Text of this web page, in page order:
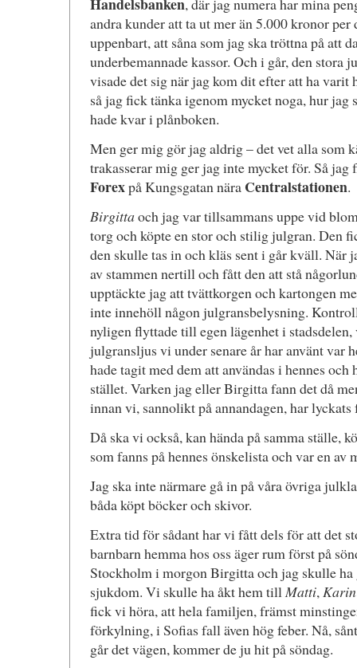
, där jag numera har mina
andra kunder att ta ut mer än 5.000 kronor per
uppenbart, att såna som jag ska tröttna på att
underbemannade kassor. Och i går, den stora
visade det sig när jag kom dit efter att ha varit
så jag fick tänka igenom mycket noga, hur jag
hade kvar i plånboken.
Men ger mig gör jag aldrig – det vet alla som
trakasserar mig ger jag inte mycket för. Så
Forexpå Kungsgatan nära Centralstationen.
Birgittaoch jag var tillsammans uppe vid
torg och köpte en stor och stilig julgran. Den
den skulle tas in och kläs sent i går kväll. När
av stammen nertill och fått den att stå
upptäckte jag att tvättkorgen och kartongen
inte innehöll någon julgransbelysning.
nyligen flyttade till egen lägenhet i
julgransljus vi under senare år har använt var
hade tagit med dem att användas i hennes och
stället. Varken jag eller Birgitta fann det då
innan vi, sannolikt på annandagen, har
Då ska vi också, kan hända på samma ställe,
som fanns på hennes önskelista och var en
Jag ska inte närmare gå in på våra övriga
båda köpt böcker och skivor.
Extra tid för sådant har vi fått dels för att det
barnbarn hemma hos oss äger rum först på
Stockholm i morgon Birgitta och jag skulle
sjukdom. Vi skulle ha åkt hem tillMatti,Karin
fick vi höra, att hela familjen, främst
förkylning, i Sofias fall även hög feber. Nå,
går det vägen, kommer de ju hit på söndag.